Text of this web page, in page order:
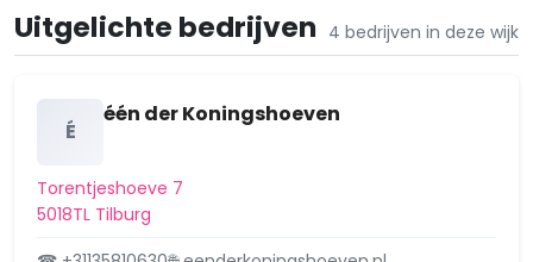
Bouwmeester
Buitengebied Tilburg Noord-Oost
Buitengebied Tilburg Noord-West
Buitengebied Tilburg Zuid-Oost
Uitgelichte bedrijven 4 bedrijven in deze wijk
É
één der Koningshoeven
Torentjeshoeve 7
5018TL Tilburg